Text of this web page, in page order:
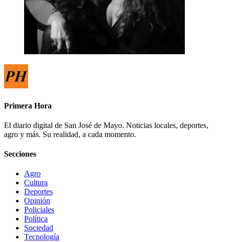
Primera Hora
El diario digital de San José de Mayo. Noticias locales, deportes,
agro y más. Su realidad, a cada momento.
Secciones
Agro
Cultura
Deportes
Opinión
Policiales
Política
Sociedad
Tecnología